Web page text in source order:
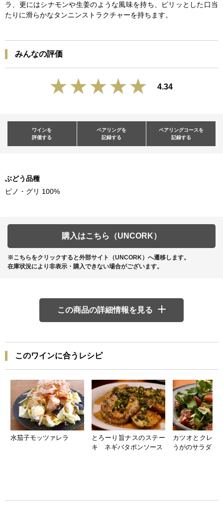
ラ、更にはシナモンや生姜のような風味を持ち、ピリッとした口当
たりに滑らかなタンニンストラクチャーを持ちます。
みんなの評価
4.34
ワインを
評価する
ペアリングを
記録する
ペアリングコースを
記録する
ぶどう品種
ピノ・グリ 100%
購入はこちら（UNCORK）
※こちらをクリックすると外部サイト（UNCORK）へ遷移します。
在庫状況により非表示・購入できない場合がございます。
この商品の詳細情報を見る
このワインに合うレシピ
水茄子モッツァレラ
とろーり旨ナスのステー
キ ネギバタポンソース
カツオとクレソ
うがのサラダ